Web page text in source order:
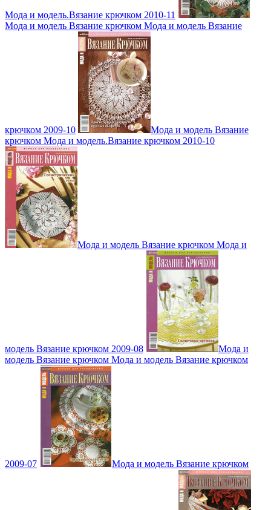
Мода и модель.Вязание крючком 2010-11
Мода и модель Вязание крючком Мода и модель Вязание
крючком 2009-10
Мода и модель Вязание
крючком Мода и модель.Вязание крючком 2010-10
Мода и модель Вязание крючком Мода и
модель Вязание крючком 2009-08
Мода и
модель Вязание крючком Мода и модель Вязание крючком
2009-07 Мода и модель Вязание крючком